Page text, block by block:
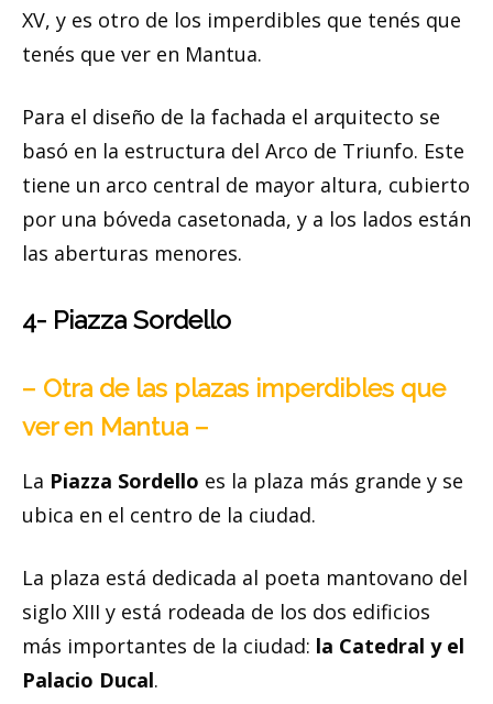
XV, y es otro de los imperdibles que tenés que
tenés que ver en Mantua.
Para el diseño de la fachada el arquitecto se
basó en la estructura del Arco de Triunfo. Este
tiene un arco central de mayor altura, cubierto
por una bóveda casetonada, y a los lados están
las aberturas menores.
4- Piazza Sordello
– Otra de las plazas imperdibles que
ver en Mantua –
La Piazza Sordello es la plaza más grande y se
ubica en el centro de la ciudad.
La plaza está dedicada al poeta mantovano del
siglo XIII y está rodeada de los dos edificios
más importantes de la ciudad: la Catedral y el
Palacio Ducal.